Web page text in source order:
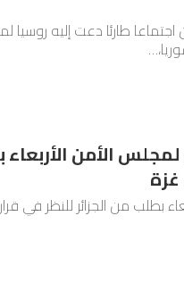
طارئا دعت إليه روسيا
الأمن
بطلب من الجزائر للنظر في